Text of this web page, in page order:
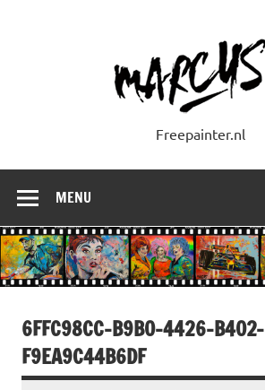
Freepainter.nl
MENU
6FFC98CC-B9B0-4426-B402-
F9EA9C44B6DF